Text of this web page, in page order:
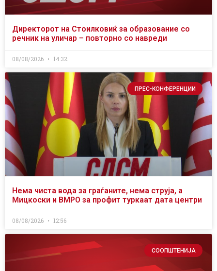
Директорот на Стоилковиќ за образование со
речник на уличар – повторно со навреди
08/08/2026 14:32
ПРЕС-КОНФЕРЕНЦИИ
Нема чиста вода за граѓаните, нема струја, а
Мицкоски и ВМРО за профит туркаат дата центри
08/08/2026 12:56
СООПШТЕНИЈА